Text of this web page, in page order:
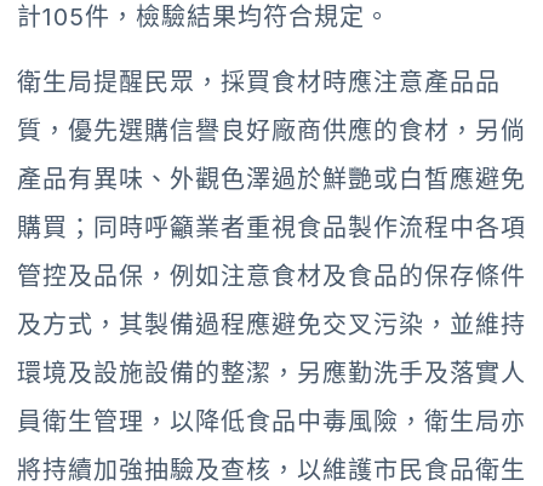
計105件，檢驗結果均符合規定。
衛生局提醒民眾，採買食材時應注意產品品
質，優先選購信譽良好廠商供應的食材，另倘
產品有異味、外觀色澤過於鮮艷或白皙應避免
購買；同時呼籲業者重視食品製作流程中各項
管控及品保，例如注意食材及食品的保存條件
及方式，其製備過程應避免交叉污染，並維持
環境及設施設備的整潔，另應勤洗手及落實人
員衛生管理，以降低食品中毒風險，衛生局亦
將持續加強抽驗及查核，以維護市民食品衛生